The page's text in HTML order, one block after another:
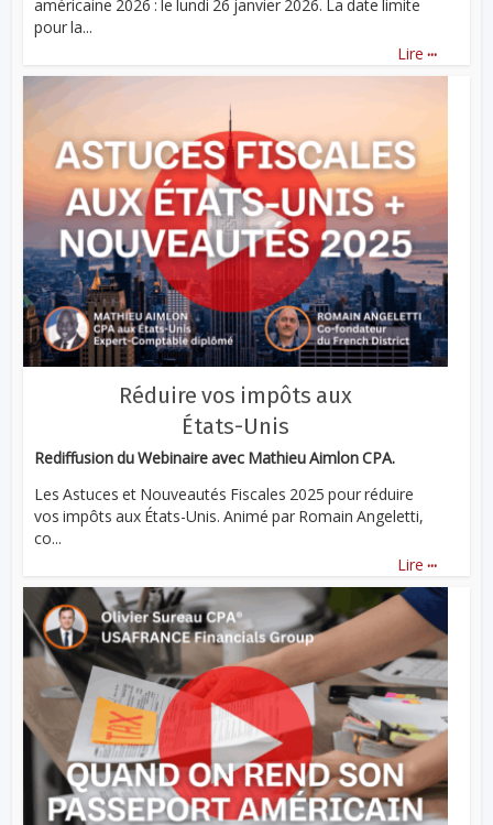
américaine 2026 : le lundi 26 janvier 2026. La date limite
pour la...
Lire ...
Réduire vos impôts aux
États-Unis
Rediffusion du Webinaire avec Mathieu Aimlon CPA.
Les Astuces et Nouveautés Fiscales 2025 pour réduire
vos impôts aux États-Unis. Animé par Romain Angeletti,
co...
Lire ...